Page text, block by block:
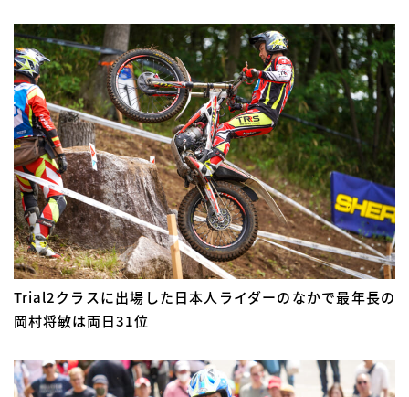
Trial2クラスに出場した日本人ライダーのなかで最年長の
岡村将敏は両日31位